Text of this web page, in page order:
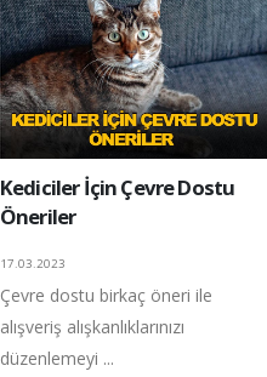
Kediciler İçin Çevre Dostu
Öneriler
17.03.2023
Çevre dostu birkaç öneri ile
alışveriş alışkanlıklarınızı
düzenlemeyi ...